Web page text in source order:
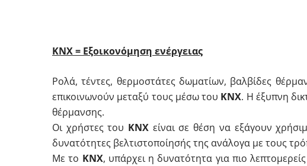
ΚΝΧ = Εξοικονόμηση ενέργειας
Ρολά, τέντες, θερμοστάτες δωματίων, βαλβίδες
επικοινωνούν μεταξύ τους μέσω του KNX. Η έξυπνη
θέρμανσης.
Οι χρήστες του ΚΝΧ είναι σε θέση να εξάγουν
δυνατότητες βελτιστοποίησής της ανάλογα με τους
Με το KNX, υπάρχει η δυνατότητα για πιο